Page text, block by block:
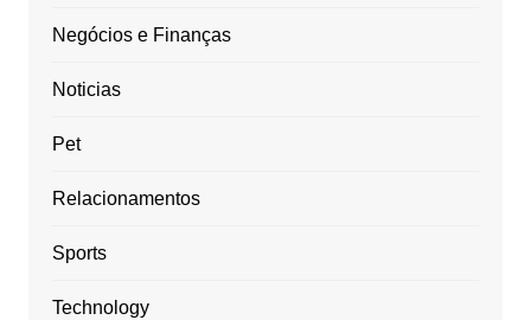
Negócios e Finanças
Noticias
Pet
Relacionamentos
Sports
Technology